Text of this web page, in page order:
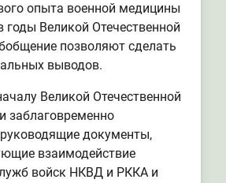
опыта военной медицины
годы Великой Отечественной
позволяют сделать
выводов.
Великой Отечественной
заблаговременно
документы,
взаимодействие
войск НКВД и РККА и